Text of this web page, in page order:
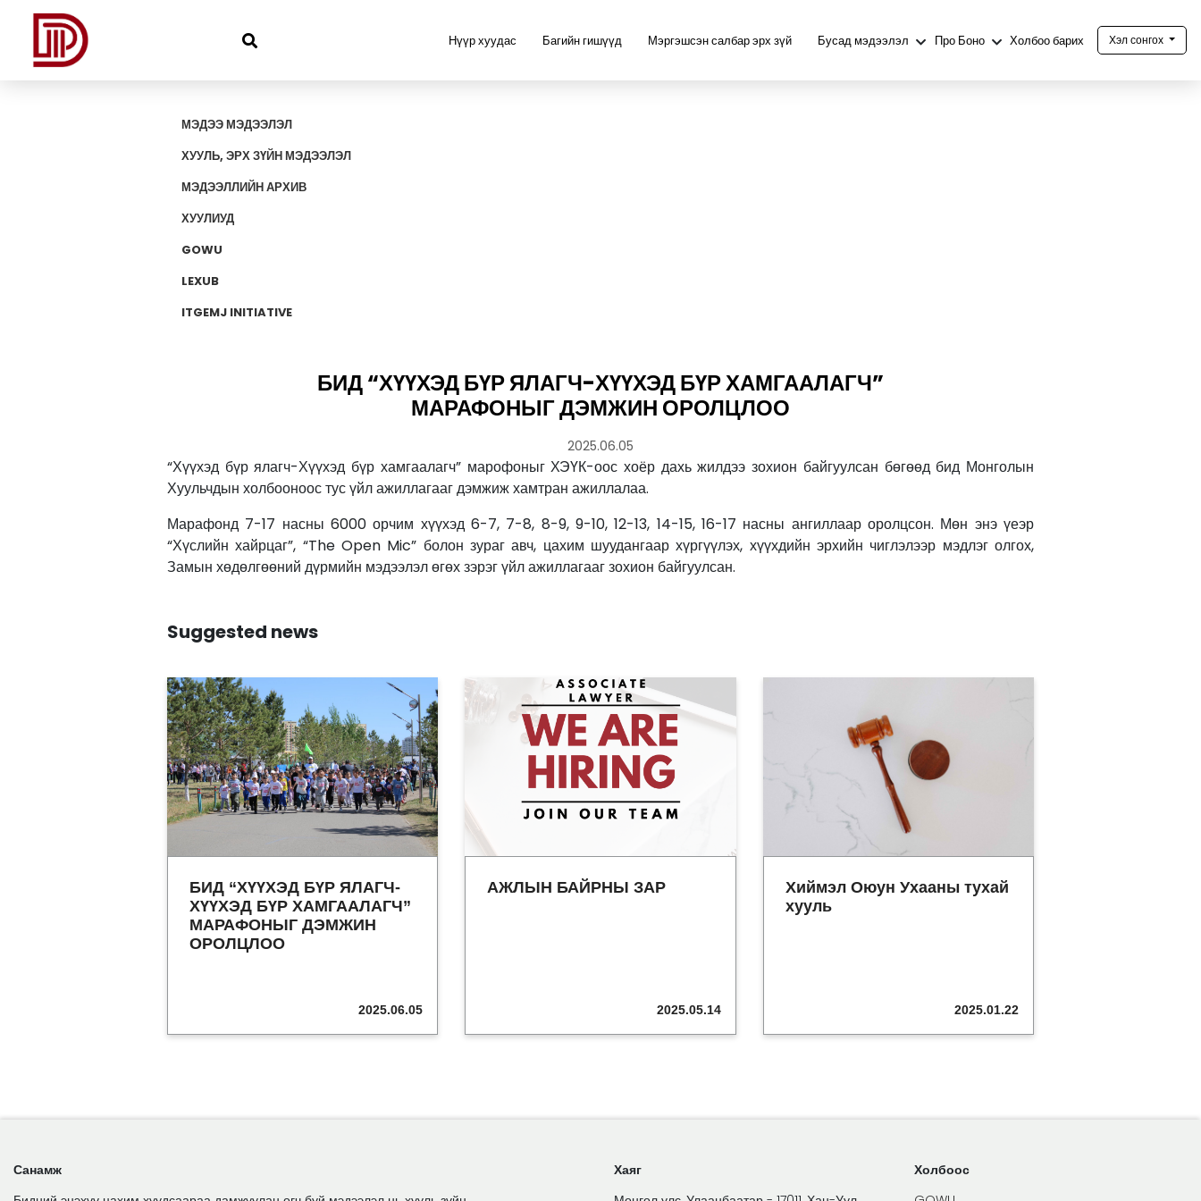
Нүүр хуудас Багийн гишүүд Мэргэшсэн салбар эрх зүй Бусад мэдээлэл Про Боно Холбоо барих Хэл сонгох
МЭДЭЭ МЭДЭЭЛЭЛ
ХУУЛЬ, ЭРХ ЗҮЙН МЭДЭЭЛЭЛ
МЭДЭЭЛЛИЙН АРХИВ
ХУУЛИУД
GOWU
LEXUB
ITGEMJ INITIATIVE
БИД “ХҮҮХЭД БҮР ЯЛАГЧ-ХҮҮХЭД БҮР ХАМГААЛАГЧ”
МАРАФОНЫГ ДЭМЖИН ОРОЛЦЛОО
2025.06.05
“Хүүхэд бүр ялагч-Хүүхэд бүр хамгаалагч” марофоныг ХЭҮК-оос хоёр дахь жилдээ зохион байгуулсан бөгөөд бид Монголын
Хуульчдын холбооноос тус үйл ажиллагааг дэмжиж хамтран ажиллалаа.
Марафонд 7-17 насны 6000 орчим хүүхэд 6-7, 7-8, 8-9, 9-10, 12-13, 14-15, 16-17 насны ангиллаар оролцсон. Мөн энэ үеэр
“Хүслийн хайрцаг”, “The Open Mic” болон зураг авч, цахим шуудангаар хүргүүлэх, хүүхдийн эрхийн чиглэлээр мэдлэг олгох,
Замын хөдөлгөөний дүрмийн мэдээлэл өгөх зэрэг үйл ажиллагааг зохион байгуулсан.
Suggested news
БИД “ХҮҮХЭД БҮР ЯЛАГЧ-
ХҮҮХЭД БҮР ХАМГААЛАГЧ”
МАРАФОНЫГ ДЭМЖИН
ОРОЛЦЛОО
2025.06.05
АЖЛЫН БАЙРНЫ ЗАР
2025.05.14
Хиймэл Оюун Ухааны тухай
хууль
2025.01.22
Санамж
Хаяг
Холбоос